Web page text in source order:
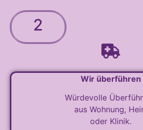
2
Wir überführen
Würdevolle
aus Wohnung,
oder Klinik.